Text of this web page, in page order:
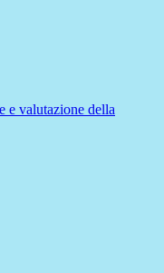
e valutazione della